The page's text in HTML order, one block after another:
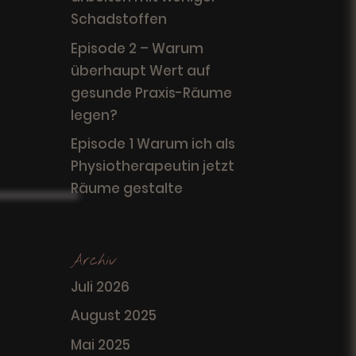
Schadstoffen
Episode 2 – Warum
überhaupt Wert auf
gesunde Praxis-Räume
legen?
Episode 1 Warum ich als
Physiotherapeutin jetzt
Räume gestalte
Archiv
Juli 2026
August 2025
Mai 2025